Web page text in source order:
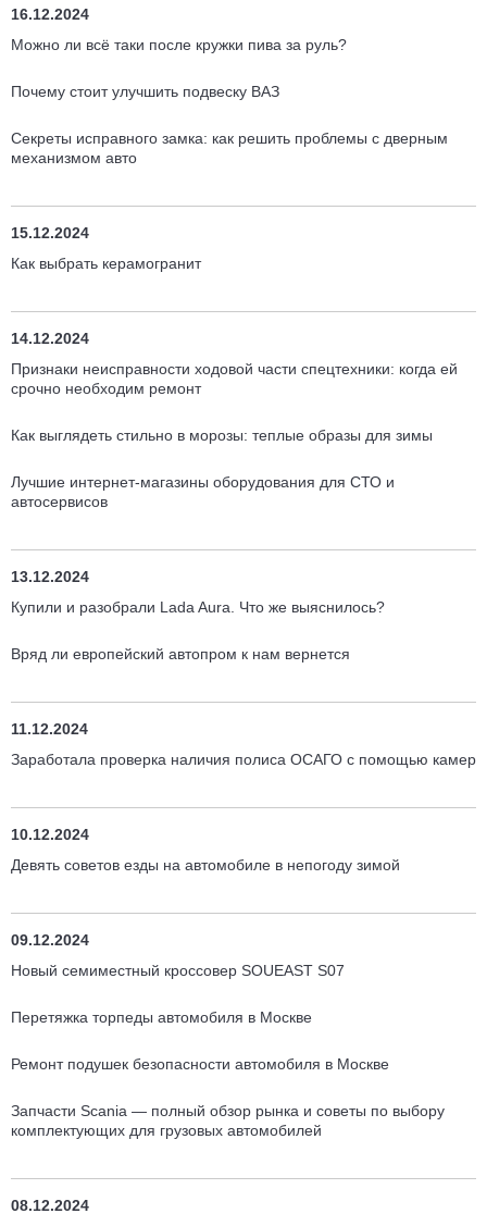
16.12.2024
Можно ли всё таки после кружки пива за руль?
Почему стоит улучшить подвеску ВАЗ
Секреты исправного замка: как решить проблемы с дверным
механизмом авто
15.12.2024
Как выбрать керамогранит
14.12.2024
Признаки неисправности ходовой части спецтехники: когда ей
срочно необходим ремонт
Как выглядеть стильно в морозы: теплые образы для зимы
Лучшие интернет-магазины оборудования для СТО и
автосервисов
13.12.2024
Купили и разобрали Lada Aura. Что же выяснилось?
Вряд ли европейский автопром к нам вернется
11.12.2024
Заработала проверка наличия полиса ОСАГО с помощью камер
10.12.2024
Девять советов езды на автомобиле в непогоду зимой
09.12.2024
Новый семиместный кроссовер SOUEAST S07
Перетяжка торпеды автомобиля в Москве
Ремонт подушек безопасности автомобиля в Москве
Запчасти Scania — полный обзор рынка и советы по выбору
комплектующих для грузовых автомобилей
08.12.2024